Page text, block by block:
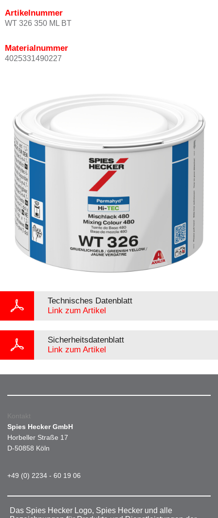
Artikelnummer
WT 326 350 ML BT
Materialnummer
4025331490227
Technisches Datenblatt
Link zum Artikel
Sicherheitsdatenblatt
Link zum Artikel
Kontakt
Spies Hecker GmbH
Horbeller Straße 17
D-50858 Köln
+49 (0) 2234 - 60 19 06
Das Spies Hecker Logo, Spies Hecker und alle